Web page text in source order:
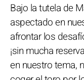
Bajo la tutela de
aspectado en
afrontar los
¡sin mucha
en nuestro tema,